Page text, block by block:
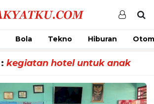
Bola Tekno Hiburan
kegiatan hotel untuk anak